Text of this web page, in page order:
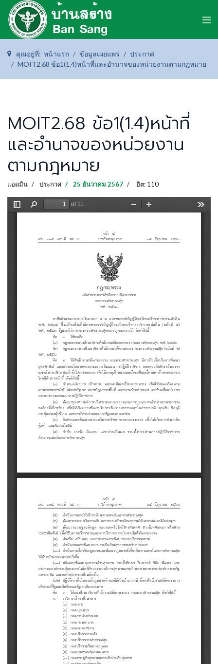
คุณอยู่ที่: หน้าแรก ข้อมูลเผยแพร่
ประกาศ
MOIT2.68 ข้อ1(1.4)หน้าที่และอำนาจของหน่วยงานตามกฎหมาย
MOIT2.68 ข้อ1(1.4)หน้าที่
และอำนาจของหน่วยงาน
ตามกฎหมาย
แอดมิน ประกาศ 25 ธันวาคม 2567 ฮิต: 110